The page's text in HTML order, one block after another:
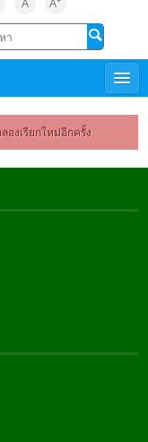
A A
งเรียกใหม่อีกครั้ง